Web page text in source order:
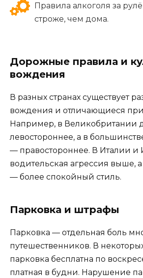
Правила алкоголя за
строже, чем дома.
Дорожные правила и
вождения
В разных странах существует
вождения и отличающиеся
Например, в Великобритании
левостороннее, а в
— правостороннее. В Италии и
водительская агрессия выше,
— более спокойный стиль.
Парковка и штрафы
Парковка — отдельная боль
путешественников. В
парковка бесплатна по
платная в будни. Нарушение